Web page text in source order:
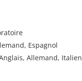
Espagnol
Allemand, Italien